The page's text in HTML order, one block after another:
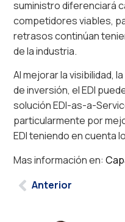
suministro diferenciará
competidores viables,
retrasos continúan
de la industria.
Al mejorar la visibilidad,
de inversión, el EDI
solución EDI-as-a-
particularmente por
EDI teniendo en cuenta
Mas información en:
Anterior